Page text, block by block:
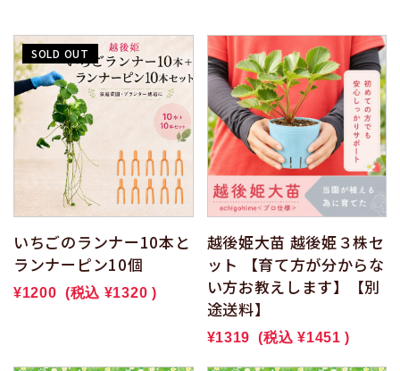
SOLD OUT
いちごのランナー10本と
ランナーピン10個
¥1200 (税込 ¥1320 )
越後姫大苗 越後姫３株セ
ット 【育て方が分からな
い方お教えします】【別
途送料】
¥1319 (税込 ¥1451 )